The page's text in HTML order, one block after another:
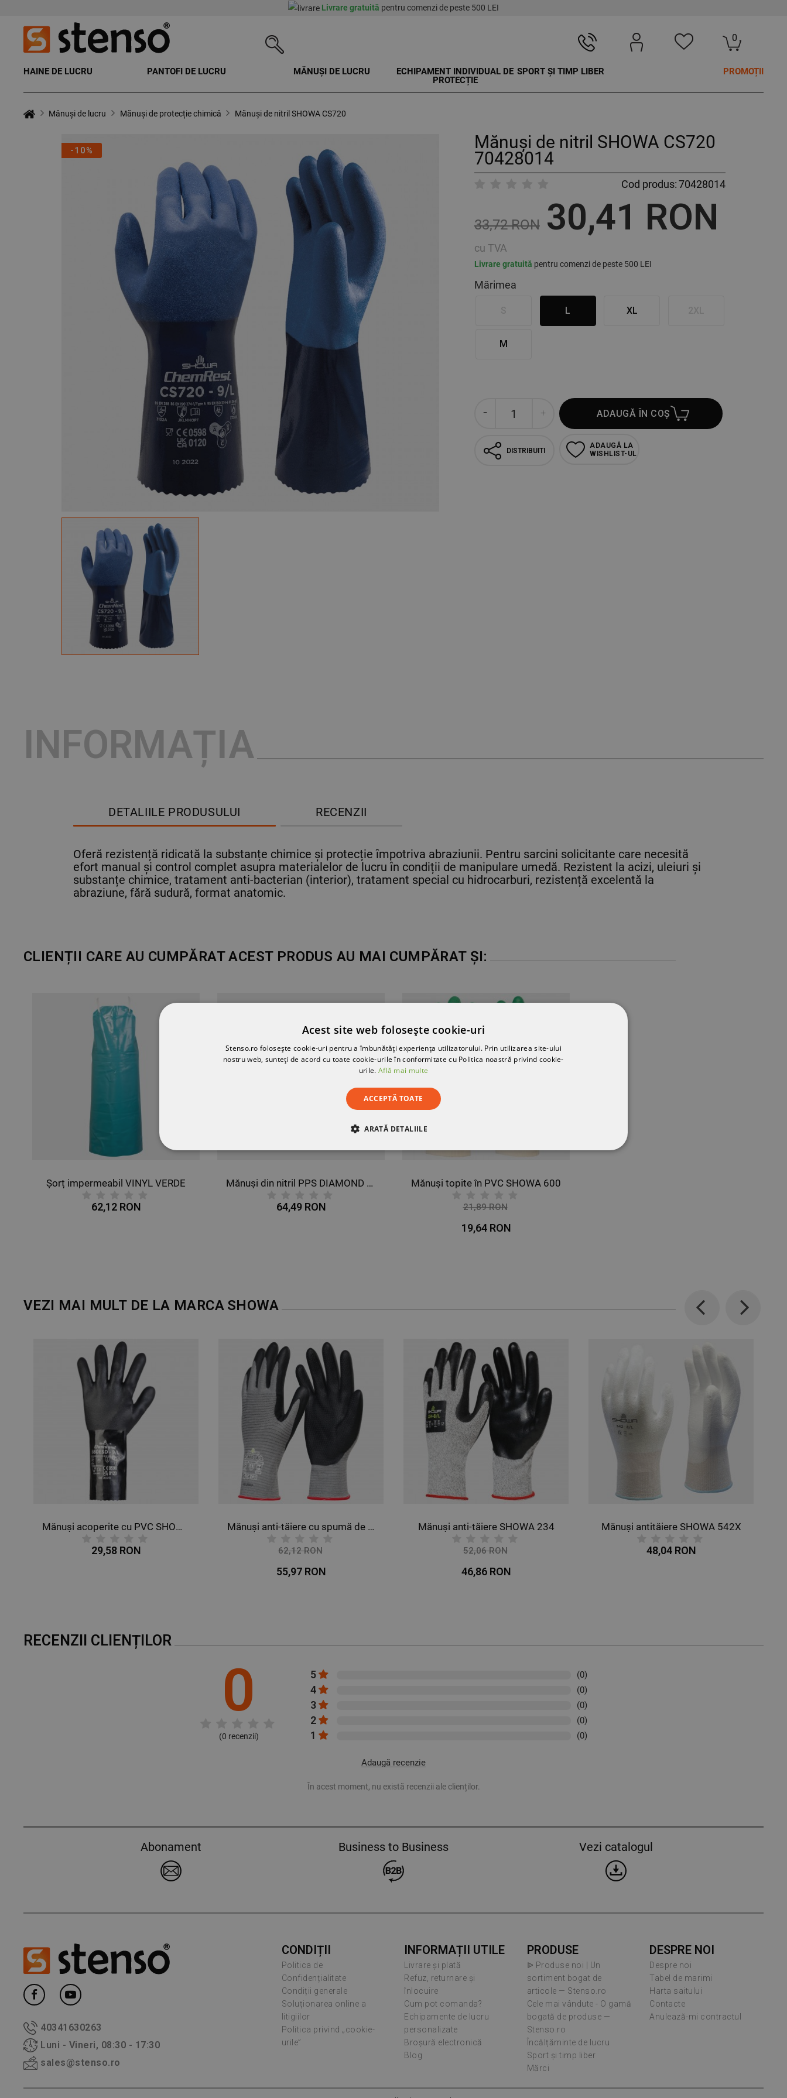
Livrare gratuită pentru comenzi de peste 500 LEI
0
HAINE DE LUCRU PANTOFI DE LUCRU MĂNUȘI DE LUCRU
ECHIPAMENT INDIVIDUAL DE
PROTECȚIE
SPORT ȘI TIMP LIBER PROMOȚII
Mănuși de lucru Mănuși de protecție chimică Mănuși de nitril SHOWA CS720
-10%
Mănuși de nitril SHOWA CS720
70428014
Cod produs:70428014
33,72 RON 30,41 RON
cu TVA
Livrare gratuită pentru comenzi de peste 500 LEI
Mărimea
L XL
M
ADAUGĂ ÎN COȘ
DISTRIBUITI
ADAUGĂ LA
WISHLIST-UL
INFORMAȚIA
DETALIILE PRODUSULUI RECENZII
Oferă rezistență ridicată la substanțe chimice și protecție împotriva abraziunii. Pentru sarcini solicitante care necesită
efort manual și control complet asupra materialelor de lucru în condiții de manipulare umedă. Rezistent la acizi, uleiuri și
substanțe chimice, tratament anti-bacterian (interior), tratament special cu hidrocarburi, rezistență excelentă la
abraziune, fără sudură, format anatomic.
CLIENȚII CARE AU CUMPĂRAT ACEST PRODUS AU MAI CUMPĂRAT ȘI:
Șorț impermeabil VINYL VERDE
62,12 RON
Mănuși din nitril PPS DIAMOND GRIP PF
64,49 RON
Mănuși topite în PVC SHOWA 600
21,89 RON
19,64 RON
VEZI MAI MULT DE LA MARCA SHOWA
Previous
Mănuși acoperite cu PVC SHOWA 660ESD
29,58 RON
Mănuși anti-tăiere cu spumă de nitril SHOWA AC800
62,12 RON
55,97 RON
Mănuși anti-tăiere SHOWA 234
52,06 RON
46,86 RON
Mănuși antităiere SHOWA 542X
48,04 RON
Next
RECENZII CLIENȚILOR
0
(0 recenzii)
5 (0)
4 (0)
3 (0)
2 (0)
1 (0)
Adaugă recenzie
În acest moment, nu există recenzii ale clienților.
Abonament Business to Business Vezi catalogul
40341630263
Luni - Vineri, 08:30 - 17:30
sales@stenso.ro
CONDIȚII
Politica de
Confidențialitate
Condiții generale
Soluționarea online a
litigiilor
Politica privind „cookie-
urile”
INFORMAȚII UTILE
Livrare și plată
Refuz, returnare și
înlocuire
Cum pot comanda?
Echipamente de lucru
personalizate
Broșură electronică
Blog
PRODUSE
ᐉ Produse noi | Un
sortiment bogat de
articole — Stenso.ro
Cele mai vândute - O gamă
bogată de produse —
Stenso.ro
Încălțăminte de lucru
Sport și timp liber
Mărci
DESPRE NOI
Despre noi
Tabel de marimi
Harta saitului
Contacte
Anulează-mi contractul
Acest site web folosește cookie-uri
Stenso.ro folosește cookie-uri pentru a îmbunătăți experiența utilizatorului. Prin utilizarea site-ului
nostru web, sunteți de acord cu toate cookie-urile în conformitate cu Politica noastră privind cookie-
urile. Află mai multe
ACCEPTĂ TOATE
ARATĂ DETALIILE
DE TARGETARE DE FUNCŢIONALITATE
NECLASIFICATE